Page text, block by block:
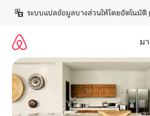
เนื้อหา
ระบบแปลข้อมูลบางส่วนให้โดยอัตโนมัติ
ม